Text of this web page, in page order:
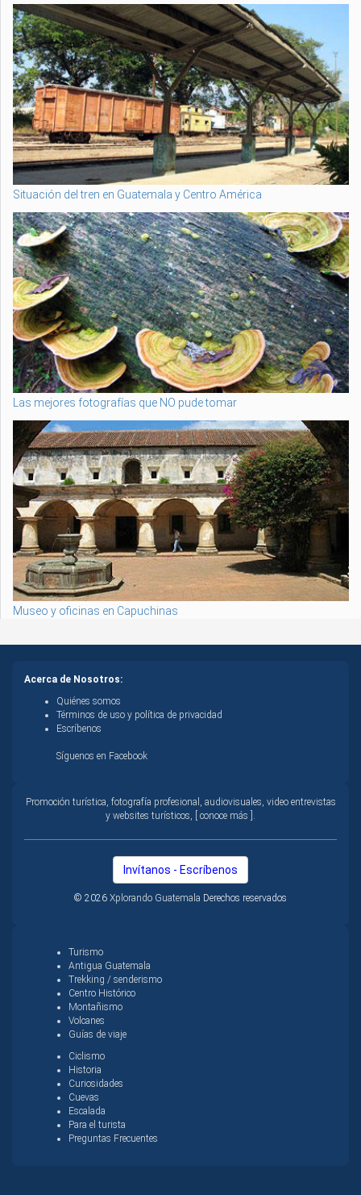
Situación del tren en Guatemala y Centro América
Las mejores fotografías que NO pude tomar
Museo y oficinas en Capuchinas
Acerca de Nosotros:
Quiénes somos
Términos de uso y política de privacidad
Escríbenos
Síguenos en Facebook
Promoción turística, fotografía profesional, audiovisuales, video entrevistas
y websites turísticos, [ conoce más ].
Invítanos - Escríbenos
© 2026 Xplorando Guatemala Derechos reservados
Turismo
Antigua Guatemala
Trekking / senderismo
Centro Histórico
Montañismo
Volcanes
Guías de viaje
Ciclismo
Historia
Curiosidades
Cuevas
Escalada
Para el turista
Preguntas Frecuentes